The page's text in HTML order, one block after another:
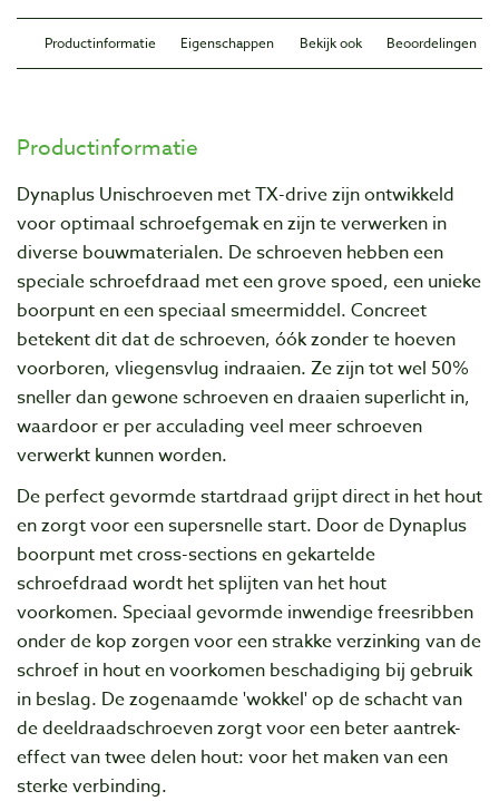
Productinformatie Eigenschappen Bekijk ook Beoordelingen
Productinformatie
Dynaplus Unischroeven met TX-drive zijn ontwikkeld
voor optimaal schroefgemak en zijn te verwerken in
diverse bouwmaterialen. De schroeven hebben een
speciale schroefdraad met een grove spoed, een unieke
boorpunt en een speciaal smeermiddel. Concreet
betekent dit dat de schroeven, óók zonder te hoeven
voorboren, vliegensvlug indraaien. Ze zijn tot wel 50%
sneller dan gewone schroeven en draaien superlicht in,
waardoor er per acculading veel meer schroeven
verwerkt kunnen worden.
De perfect gevormde startdraad grijpt direct in het hout
en zorgt voor een supersnelle start. Door de Dynaplus
boorpunt met cross-sections en gekartelde
schroefdraad wordt het splijten van het hout
voorkomen. Speciaal gevormde inwendige freesribben
onder de kop zorgen voor een strakke verzinking van de
schroef in hout en voorkomen beschadiging bij gebruik
in beslag. De zogenaamde 'wokkel' op de schacht van
de deeldraadschroeven zorgt voor een beter aantrek-
effect van twee delen hout: voor het maken van een
sterke verbinding.